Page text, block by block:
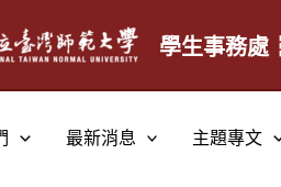
學生事務處
最新消息 主題專文